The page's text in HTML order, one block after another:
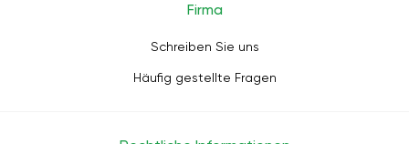
Firma
Schreiben Sie uns
Häufig gestellte Fragen